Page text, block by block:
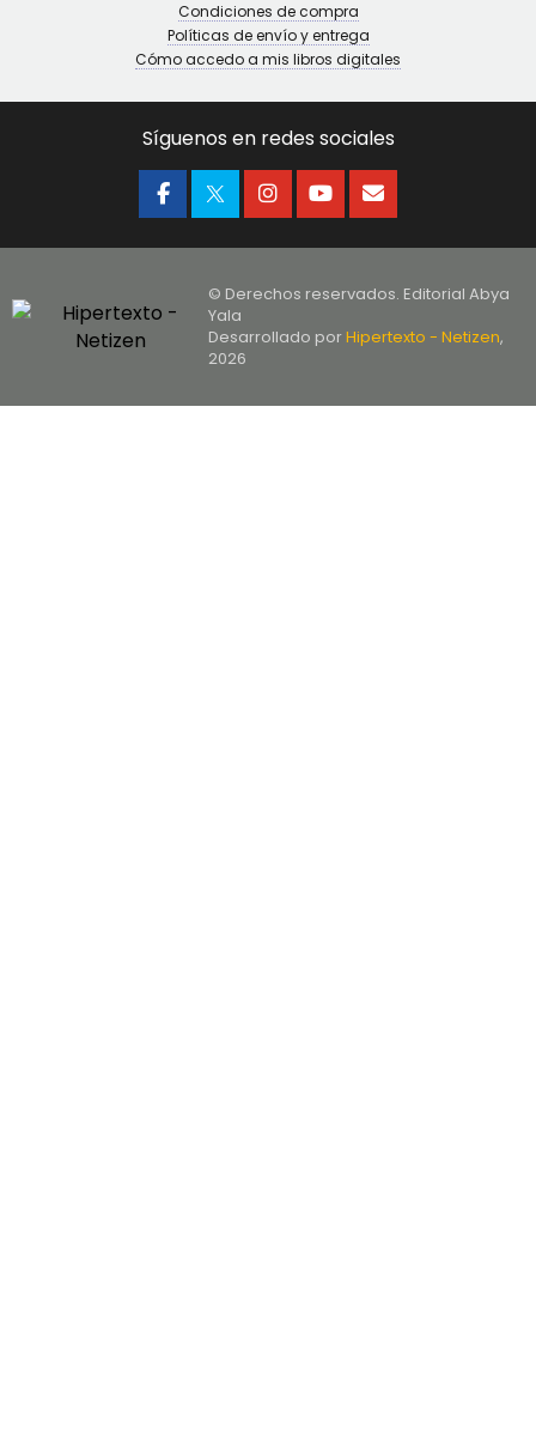
Condiciones de compra
Políticas de envío y entrega
Cómo accedo a mis libros digitales
Síguenos en redes sociales
© Derechos reservados. Editorial Abya
Yala
Desarrollado porHipertexto - Netizen,
2026